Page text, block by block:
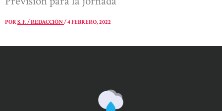
PORS. F. / REDACCIÓN/4 FEBRERO, 2022